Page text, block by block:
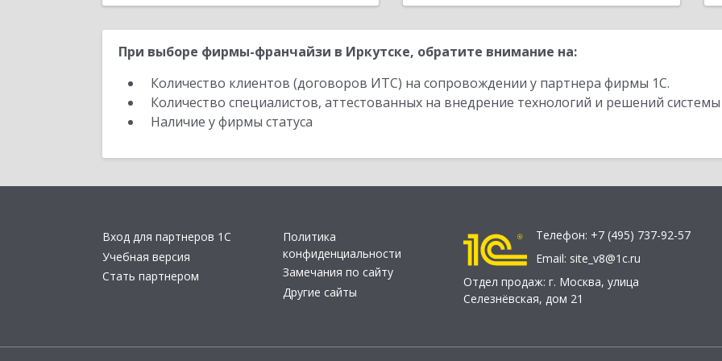
При выборе фирмы-франчайзи в Иркутске, обратите внимание на:
Количество клиентов (договоров ИТС) на сопровождении у партнера фирмы 1С.
Количество специалистов, аттестованных на внедрение технологий и решений
Наличие у фирмы статуса
Вход для партнеров 1С
Учебная версия
Стать партнером
Политика
конфиденциальности
Замечания по сайту
Другие сайты
Телефон: +7 (495) 737-92-57
Email: site_v8@1c.ru
Отдел продаж: г. Москва, улица
Селезнёвская, дом 21